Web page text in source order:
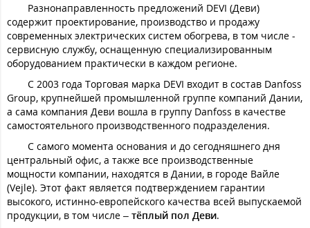
Разнонаправленность предложений DEVI (Деви)
содержит проектирование, производство и продажу
современных электрических систем обогрева, в том числе -
сервисную службу, оснащенную специализированным
оборудованием практически в каждом регионе.
С 2003 года Торговая марка DEVI входит в состав Danfoss
Group, крупнейшей промышленной группе компаний Дании,
а сама компания Деви вошла в группу Danfoss в качестве
самостоятельного производственного подразделения.
С самого момента основания и до сегодняшнего дня
центральный офис, а также все производственные
мощности компании, находятся в Дании, в городе Вайле
(Vejle). Этот факт является подтверждением гарантии
высокого, истинно-европейского качества всей выпускаемой
продукции, в том числе – тёплый пол Деви.